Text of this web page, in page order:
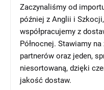
Zaczynaliśmy od
później z Anglii i
współpracujemy z
Północnej. Stawiamy
partnerów oraz jeden,
niesortowaną, dzięki
jakość dostaw.